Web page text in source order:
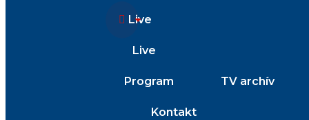
Live
Live
Program TV archív
Kontakt